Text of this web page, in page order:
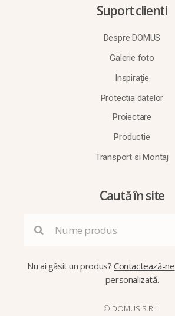
Suport clienti
Despre DOMUS
Galerie foto
Inspirație
Protectia datelor
Proiectare
Productie
Transport si Montaj
Caută în site
Nu ai găsit un produs?Contactează-ne
personalizată.
© DOMUS S.R.L.